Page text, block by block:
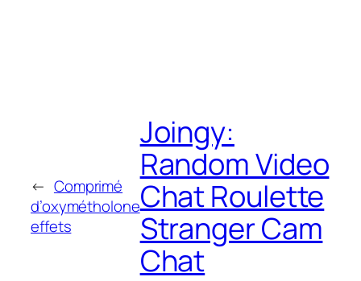
← Comprimé
d’oxymétholone
effets
Joingy:
Random Video
Chat Roulette
Stranger Cam
Chat